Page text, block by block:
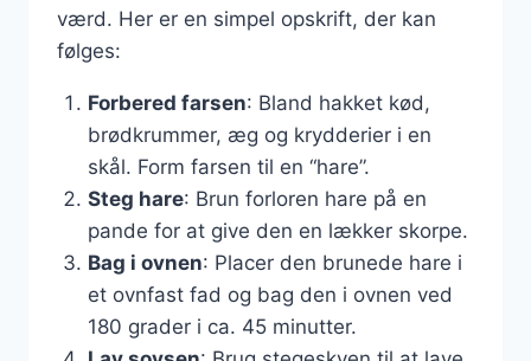
værd. Her er en simpel opskrift, der kan
følges:
Forbered farsen: Bland hakket kød,
brødkrummer, æg og krydderier i en
skål. Form farsen til en “hare”.
Steg hare: Brun forloren hare på en
pande for at give den en lækker skorpe.
Bag i ovnen: Placer den brunede hare i
et ovnfast fad og bag den i ovnen ved
180 grader i ca. 45 minutter.